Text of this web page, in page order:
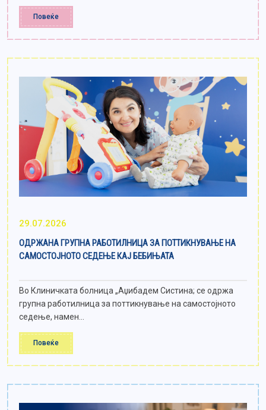
Повеќе
29.07.2026
ОДРЖАНА ГРУПНА РАБОТИЛНИЦА ЗА ПОТТИКНУВАЊЕ НА
САМОСТОЈНОТО СЕДЕЊЕ КАЈ БЕБИЊАТА
Во Клиничката болница „Аџибадем Систина; се одржа
групна работилница за поттикнување на самостојното
седење, намен...
Повеќе